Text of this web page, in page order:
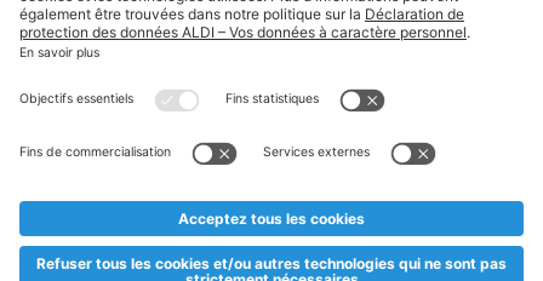
Textes marqués d'un astérisque et mentions légales
esoulaang bis de Stock eidel ass. Mir soen Iech Merci fir Äert
Planifikatioun ausverkaaft sollte sinn. De VALORLUX-Präis an
** Op dësem Site huet d'Benotze vun der männlecher Form eng
besser Liesbarkeet am Sënn an huet keng diskriminéierend